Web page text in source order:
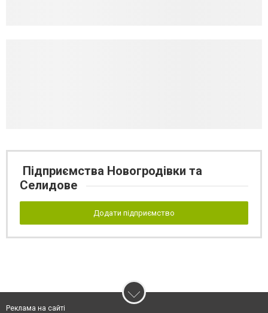
Підприємства Новогродівки та
Селидове
Додати підприємство
Реклама на сайті